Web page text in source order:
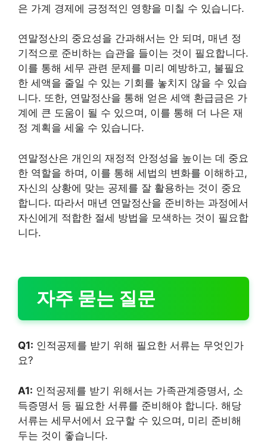
은 가계 경제에 긍정적인 영향을 미칠 수 있습니다.
연말정산의 중요성을 간과해서는 안 되며, 매년 정
기적으로 준비하는 습관을 들이는 것이 필요합니다.
이를 통해 세무 관련 문제를 미리 예방하고, 불필요
한 세액을 줄일 수 있는 기회를 놓치지 않을 수 있습
니다. 또한, 연말정산을 통해 얻은 세액 환급금은 가
계에 큰 도움이 될 수 있으며, 이를 통해 더 나은 재
정 계획을 세울 수 있습니다.
연말정산은 개인의 재정적 안정성을 높이는 데 중요
한 역할을 하며, 이를 통해 세법의 변화를 이해하고,
자신의 상황에 맞는 공제를 잘 활용하는 것이 중요
합니다. 따라서 매년 연말정산을 준비하는 과정에서
자신에게 적합한 절세 방법을 모색하는 것이 필요합
니다.
자주 묻는 질문
Q1: 인적공제를 받기 위해 필요한 서류는 무엇인가
요?
A1: 인적공제를 받기 위해서는 가족관계증명서, 소
득증명서 등 필요한 서류를 준비해야 합니다. 해당
서류는 세무서에서 요구할 수 있으며, 미리 준비해
두는 것이 좋습니다.